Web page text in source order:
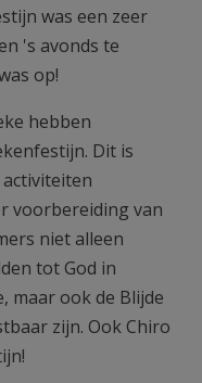
was een zeer
's avonds te
op!
hebben
Dit is
voorbereiding van
niet alleen
tot God in
maar ook de Blijde
zijn. Ook Chiro